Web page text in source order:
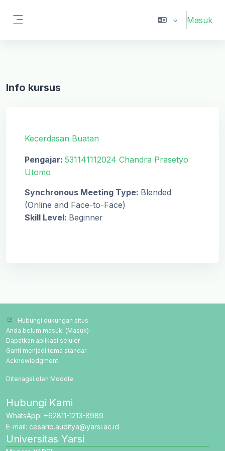
Masuk
Info kursus
Kecerdasan Buatan
Pengajar: 531141112024 Chandra Prasetyo
Utomo
Synchronous Meeting Type: Blended
(Online and Face-to-Face)
Skill Level: Beginner
Hubungi dukungan situs
Anda belum masuk. (Masuk)
Dapatkan aplikasi seluler
Ganti menjadi tema standar
Acknowledgment
Ditenagai oleh Moodle
Universitas Yarsi
Hubungi Kami
WhatsApp: +62811-1213-8989
E-mail: cesario.auditya@yarsi.ac.id